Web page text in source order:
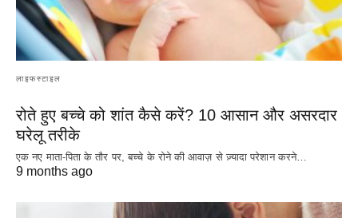
लाइफस्टाइल
रोते हुए बच्चे को शांत कैसे करें? 10 आसान और असरदार
घरेलू तरीके
एक नए माता-पिता के तौर पर, बच्चे के रोने की आवाज़ से ज़्यादा परेशान करने…
9 months ago